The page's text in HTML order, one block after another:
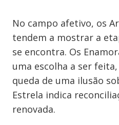
No campo afetivo, os
tendem a mostrar a
se encontra. Os
uma escolha a ser
queda de uma ilusão
Estrela indica
renovada.